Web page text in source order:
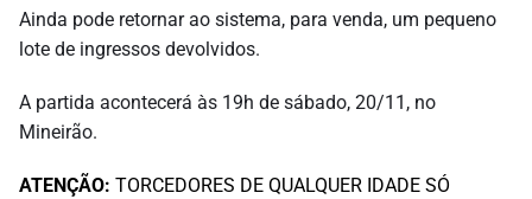
Ainda pode retornar ao sistema, para venda, um pequeno
lote de ingressos devolvidos.
A partida acontecerá às 19h de sábado, 20/11, no
Mineirão.
ATENÇÃO: TORCEDORES DE QUALQUER IDADE SÓ